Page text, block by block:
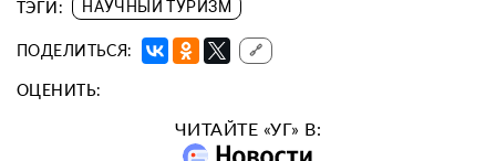
ТЭГИ: НАУЧНЫЙ ТУРИЗМ
ПОДЕЛИТЬСЯ: 🔗
ОЦЕНИТЬ:
ЧИТАЙТЕ «УГ» В: